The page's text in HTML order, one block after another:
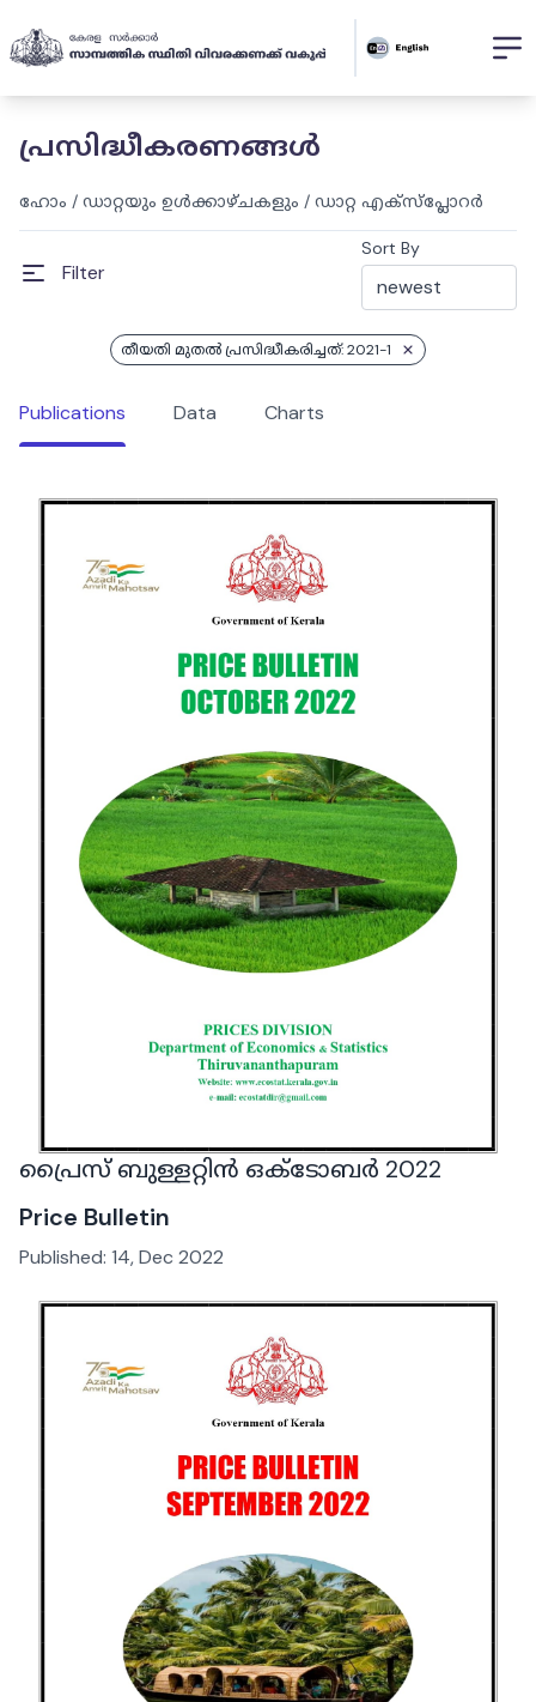
പ്രസിദ്ധീകരണങ്ങൾ
ഹോം / ഡാറ്റയും ഉൾക്കാഴ്ചകളും / ഡാറ്റ എക്സ്പ്ലോറർ
Filter
Sort By
തീയതി മുതൽ പ്രസിദ്ധീകരിച്ചത്: 2021-1
Publications Data Charts
പ്രൈസ് ബുള്ളറ്റിൻ ഒക്ടോബർ 2022
Price Bulletin
Published: 14, Dec 2022